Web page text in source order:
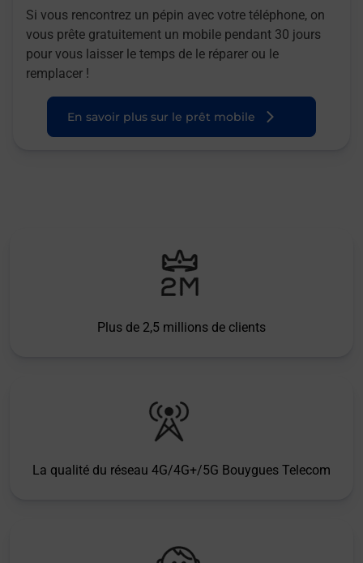
Si vous rencontrez un pépin avec votre téléphone, on
vous prête gratuitement un mobile pendant 30 jours
pour vous laisser le temps de le réparer ou le
remplacer !
En savoir plus sur le prêt mobile
Plus de 2,5 millions de clients
La qualité du réseau 4G/4G+/5G Bouygues Telecom